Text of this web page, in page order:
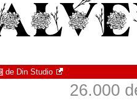
de Din Studio
26.000